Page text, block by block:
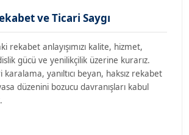
ve Ticari Saygı
rekabet anlayışımızı kalite, hizmet,
gücü ve yenilikçilik üzerine kurarız.
karalama, yanıltıcı beyan, haksız rekabet
düzenini bozucu davranışları kabul